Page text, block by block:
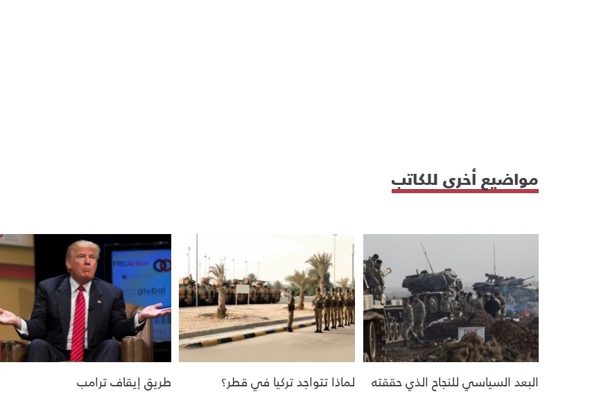
مواضيع أخرى للكاتب
البعد السياسي للنجاح الذي حققته
لماذا تتواجد تركيا في قطر؟ طريق إيقاف ترامب